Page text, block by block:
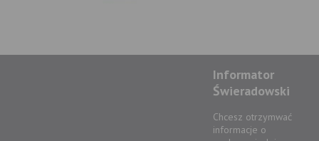
Informator
Świeradowski
Chcesz otrzymwać
informacje o